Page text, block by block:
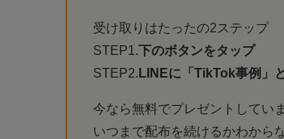
受け取りはたったの2ステップ
STEP1.下のボタンをタップ
STEP2. LINEに「TikTok事例」
今なら無料でプレゼントしていま
いつまで配布を続けるかわから